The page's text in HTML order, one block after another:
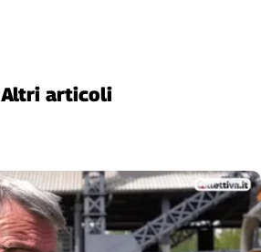
Altri articoli